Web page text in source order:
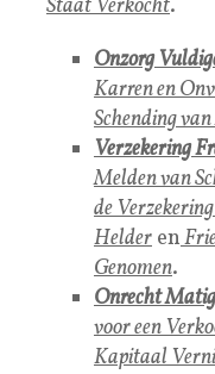
Staat Verkocht.
Onzorg
Karren en
Schending
Verzekering
Melden van
de
Helder en
Genomen.
Onrecht
voor een
Kapitaal